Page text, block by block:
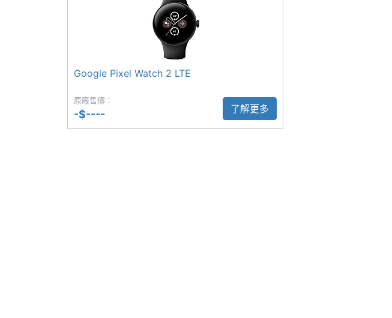
◎ 2GB SDRAM / 32GB eMMC ROM
◎ 4G LTE、藍牙 5.3、Wi-Fi 6、NFC、GPS 定位系統
◎ 全天候心率偵測、血氧感測、睡眠監測、壓力追蹤、女性健康追蹤
◎ 307mAh 電池
◎ 金屬接點磁吸充電設計
Yes
eSIM
連接與應用
Wi-Fi
Google Pixel Watch 2 LTE
原廠售價：
-$---- 了解更多